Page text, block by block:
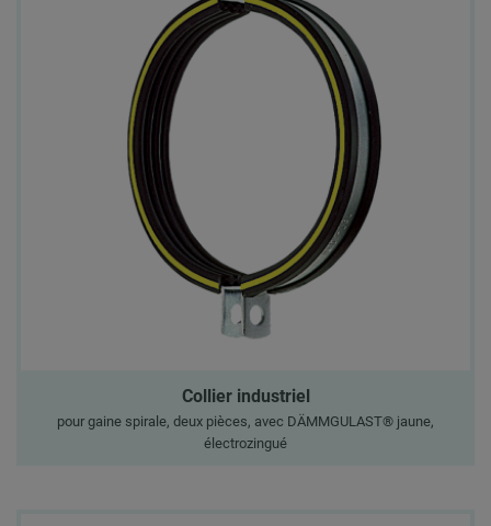
Collier industriel
pour gaine spirale, deux pièces, avec DÄMMGULAST® jaune,
électrozingué